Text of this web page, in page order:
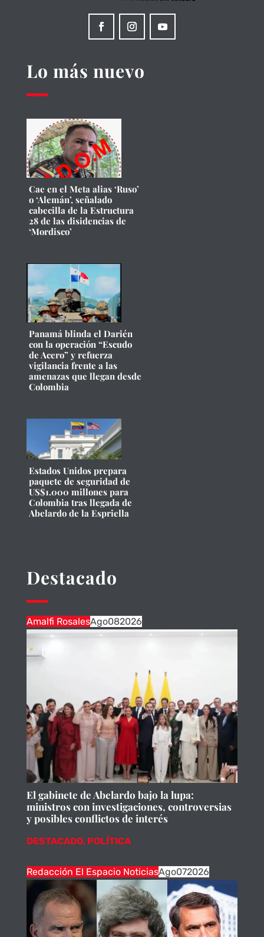
Lo más nuevo
Cae en el Meta alias ‘Ruso’
o ‘Alemán’, señalado
cabecilla de la Estructura
28 de las disidencias de
‘Mordisco’
Panamá blinda el Darién
con la operación “Escudo
de Acero” y refuerza
vigilancia frente a las
amenazas que llegan desde
Colombia
Estados Unidos prepara
paquete de seguridad de
US$1.000 millones para
Colombia tras llegada de
Abelardo de la Espriella
Destacado
Amalfi RosalesAgo082026
El gabinete de Abelardo bajo la lupa:
ministros con investigaciones, controversias
y posibles conflictos de interés
DESTACADO, POLÍTICA
Redacción El Espacio NoticiasAgo072026